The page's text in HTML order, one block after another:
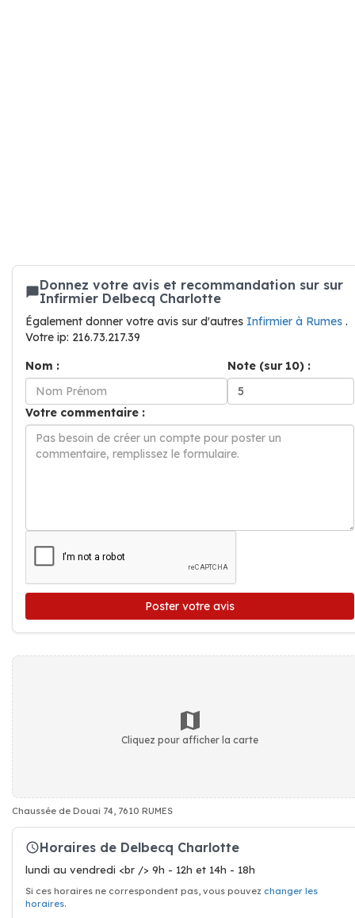
Donnez votre avis et recommandation sur sur
Infirmier Delbecq Charlotte
Également donner votre avis sur d'autres Infirmier à Rumes .
Votre ip: 216.73.217.39
Nom :
Note (sur 10) :
Votre commentaire :
Poster votre avis
Cliquez pour afficher la carte
Chaussée de Douai 74, 7610 RUMES
Horaires de Delbecq Charlotte
lundi au vendredi <br /> 9h - 12h et 14h - 18h
Si ces horaires ne correspondent pas, vous pouvez changer les
horaires.